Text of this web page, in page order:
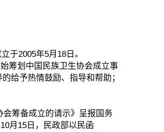
2005年5月18日。
筹划中国民族卫生协会成立事
给予热情鼓励、指导和帮助；
筹备成立的请示》呈报国务
月15日，民政部以民函